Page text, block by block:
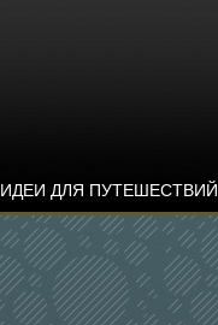
ИДЕИ ДЛЯ ПУТЕШЕСТВИЙ